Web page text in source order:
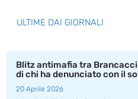
ULTIME DAI GIORNALI
Blitz antimafia tra
di chi ha denunciato con il
20 Aprile 2026